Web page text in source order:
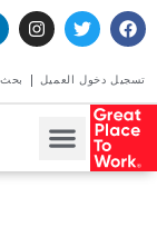
تسجيل دخول العميل بحث